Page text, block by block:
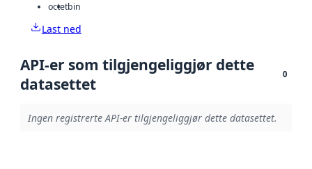
octetbin
Last ned
API-er som tilgjengeliggjør dette
datasettet
0
Ingen registrerte API-er tilgjengeliggjør dette datasettet.